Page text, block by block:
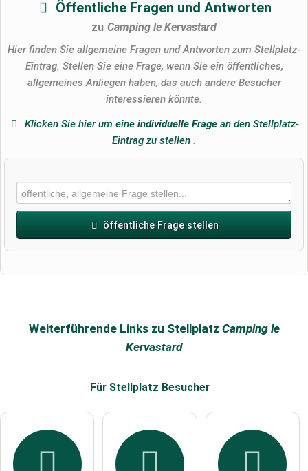
Öffentliche Fragen und Antworten
zu Camping le Kervastard
Hier finden Sie allgemeine Fragen und Antworten zum Stellplatz-
Eintrag. Stellen Sie eine Frage, wenn Sie ein öffentliches,
allgemeines Anliegen haben, das auch andere Besucher
interessieren könnte.
Klicken Sie hier um eineindividuelle Frage an den Stellplatz-
Eintrag zu stellen .
öffentliche Frage stellen
Hiermit akzeptiere ich die .
Weiterführende Links zu Stellplatz Camping le
Kervastard
Für Stellplatz Besucher